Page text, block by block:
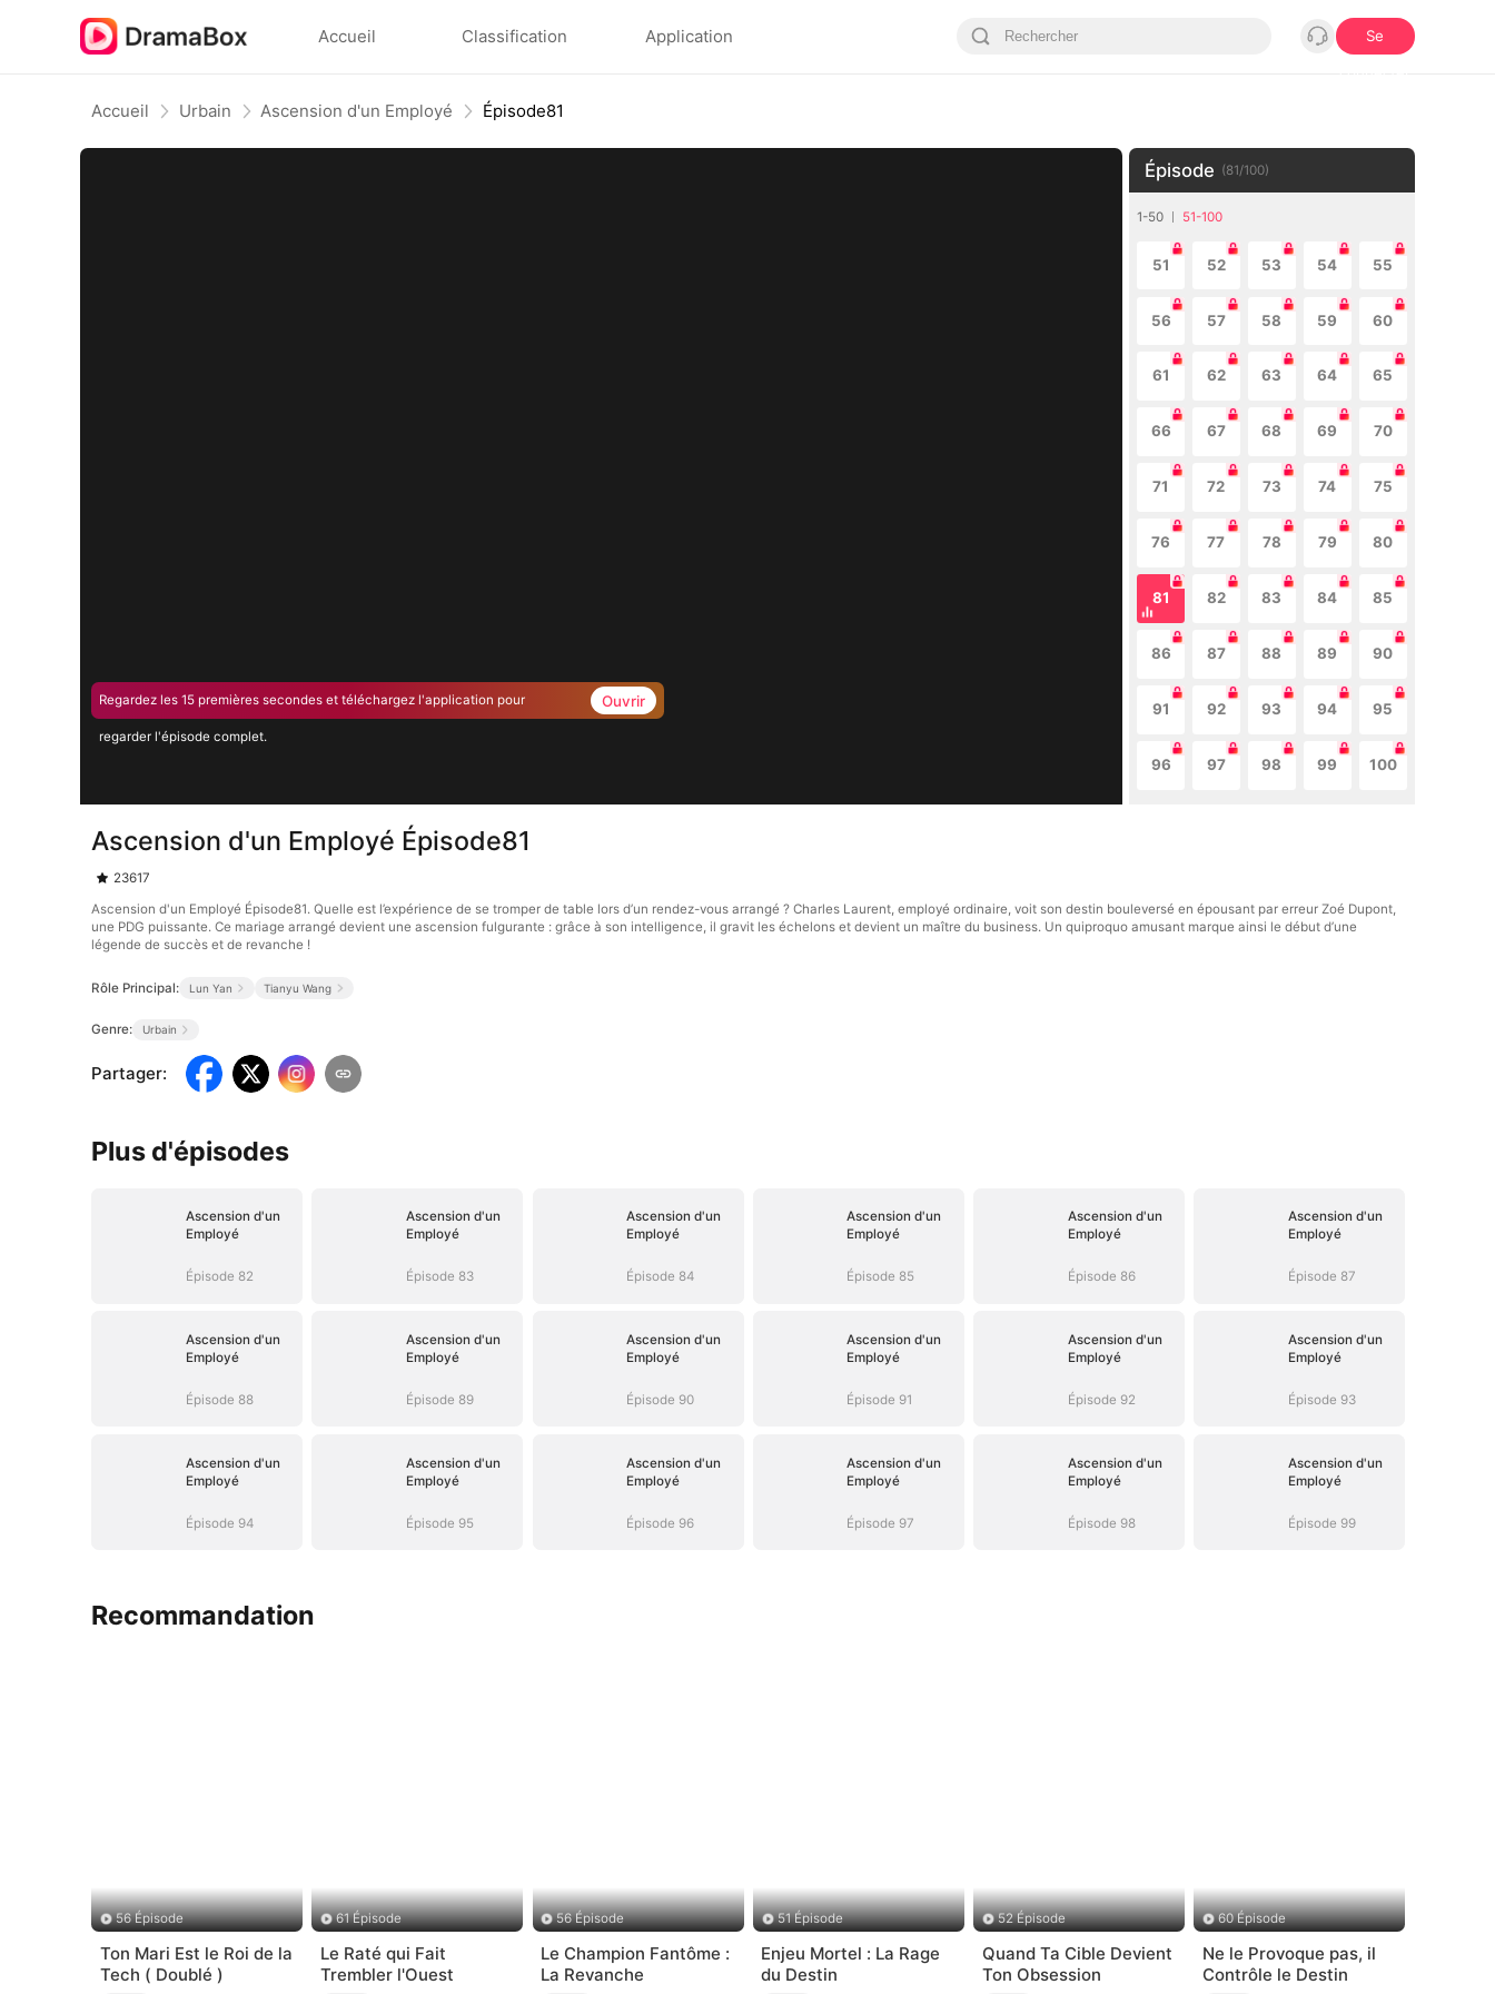
Accueil Classification Application Se
Accueil Urbain Ascension d'un Employé Épisode81
Regardez les 15 premières secondes et téléchargez l'application pour
regarder l'épisode complet.
Ouvrir
Épisode (81/100)
1-50 51-100
51 52 53 54 55
56 57 58 59 60
61 62 63 64 65
66 67 68 69 70
71 72 73 74 75
76 77 78 79 80
81 82 83 84 85
86 87 88 89 90
91 92 93 94 95
96 97 98 99 100
Ascension d'un Employé Épisode81
23617
Ascension d'un Employé Épisode81. Quelle est l’expérience de se tromper de table lors d’un rendez-vous arrangé ? Charles Laurent, employé ordinaire, voit son destin bouleversé en épousant par erreur Zoé Dupont,
une PDG puissante. Ce mariage arrangé devient une ascension fulgurante : grâce à son intelligence, il gravit les échelons et devient un maître du business. Un quiproquo amusant marque ainsi le début d’une
légende de succès et de revanche !
Rôle Principal: Lun Yan Tianyu Wang
Genre: Urbain
Partager:
Plus d'épisodes
Ascension d'un
Employé
Épisode 82
Ascension d'un
Employé
Épisode 83
Ascension d'un
Employé
Épisode 84
Ascension d'un
Employé
Épisode 85
Ascension d'un
Employé
Épisode 86
Ascension d'un
Employé
Épisode 87
Ascension d'un
Employé
Épisode 88
Ascension d'un
Employé
Épisode 89
Ascension d'un
Employé
Épisode 90
Ascension d'un
Employé
Épisode 91
Ascension d'un
Employé
Épisode 92
Ascension d'un
Employé
Épisode 93
Ascension d'un
Employé
Épisode 94
Ascension d'un
Employé
Épisode 95
Ascension d'un
Employé
Épisode 96
Ascension d'un
Employé
Épisode 97
Ascension d'un
Employé
Épisode 98
Ascension d'un
Employé
Épisode 99
Recommandation
56 Épisode
Ton Mari Est le Roi de la
Tech ( Doublé )
61 Épisode
Le Raté qui Fait
Trembler l'Ouest
56 Épisode
Le Champion Fantôme :
La Revanche
51 Épisode
Enjeu Mortel : La Rage
du Destin
52 Épisode
Quand Ta Cible Devient
Ton Obsession
60 Épisode
Ne le Provoque pas, il
Contrôle le Destin